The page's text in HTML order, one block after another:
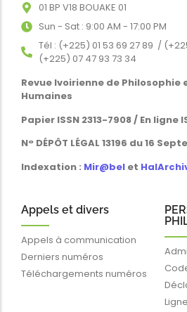
01 BP V18 BOUAKE 01
Sun - Sat : 9:00 AM - 17:00 PM
Tél : (+225) 01 53 69 27 89 /
(+225) 07 47 93 73 34
Revue Ivoirienne de Philosophie
Humaines
Papier ISSN 2313-7908 / En ligne
N° DÉPÔT LÉGAL 13196 du 16
Indexation : Mir@bel et
Appels et divers
Appels à communication
Derniers numéros
Téléchargements numéros